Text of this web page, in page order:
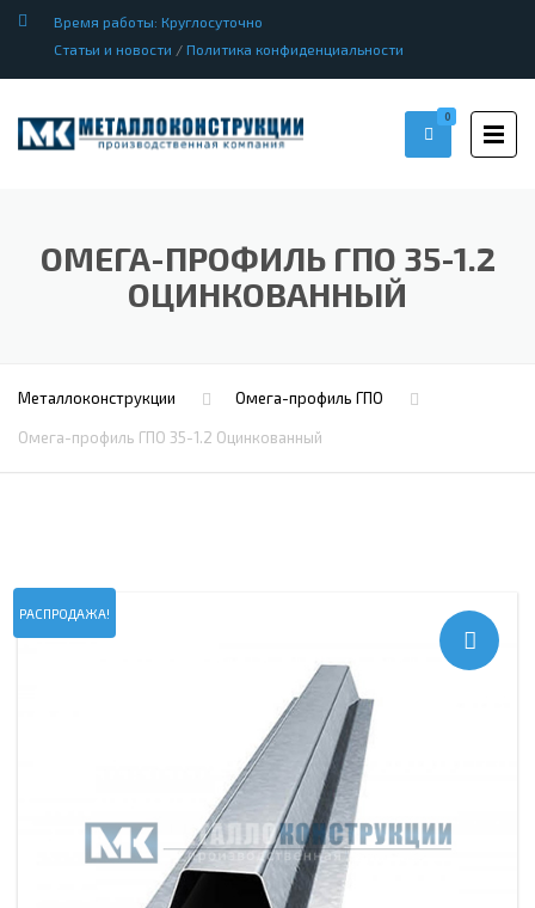
Время работы: Круглосуточно
Статьи и новости / Политика конфиденциальности
0
ОМЕГА-ПРОФИЛЬ ГПО 35-1.2
ОЦИНКОВАННЫЙ
Металлоконструкции Омега-профиль ГПО
Омега-профиль ГПО 35-1.2 Оцинкованный
РАСПРОДАЖА!